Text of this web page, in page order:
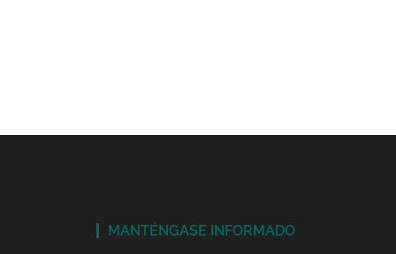
MANTÉNGASE INFORMADO